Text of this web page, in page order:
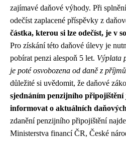
zajímavé daňové výhody. Při
odečíst zaplacené příspěvky z
částka, kterou si lze odečíst, je v
Pro získání této daňové úlevy je
pobírat penzi alespoň 5 let. Výplata
je poté osvobozena od daně z
důležité si uvědomit, že daňové
sjednáním penzijního připojištění
informovat o aktuálních
zdanění penzijního připojištění
Ministerstva financí ČR, České